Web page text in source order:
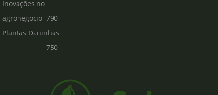
Inovações no
agronegócio 790
Plantas Daninhas
750